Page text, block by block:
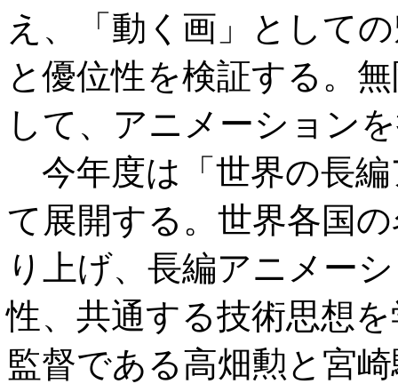
え、「動く画」として
と優位性を検証する。
して、アニメーション
今年度は「世界の長
て展開する。世界各国
り上げ、長編アニメー
性、共通する技術思想
監督である高畑勲と宮